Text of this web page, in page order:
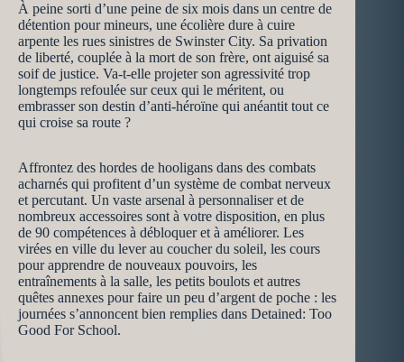
À peine sorti d’une peine de six mois dans un centre de
détention pour mineurs, une écolière dure à cuire
arpente les rues sinistres de Swinster City. Sa privation
de liberté, couplée à la mort de son frère, ont aiguisé sa
soif de justice. Va-t-elle projeter son agressivité trop
longtemps refoulée sur ceux qui le méritent, ou
embrasser son destin d’anti-héroïne qui anéantit tout ce
qui croise sa route ?
Affrontez des hordes de hooligans dans des combats
acharnés qui profitent d’un système de combat nerveux
et percutant. Un vaste arsenal à personnaliser et de
nombreux accessoires sont à votre disposition, en plus
de 90 compétences à débloquer et à améliorer. Les
virées en ville du lever au coucher du soleil, les cours
pour apprendre de nouveaux pouvoirs, les
entraînements à la salle, les petits boulots et autres
quêtes annexes pour faire un peu d’argent de poche : les
journées s’annoncent bien remplies dans Detained: Too
Good For School.